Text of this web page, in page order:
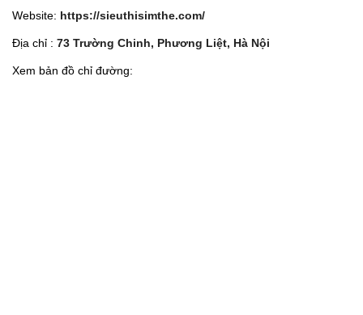
Website: https://sieuthisimthe.com/
Địa chỉ : 73 Trường Chinh, Phương Liệt, Hà Nội
Xem bản đồ chỉ đường: